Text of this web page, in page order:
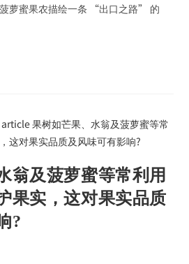
萝蜜果农描绘一条 “出口之路” 的
翁及菠萝蜜等常利用
果实，这对果实品质
?